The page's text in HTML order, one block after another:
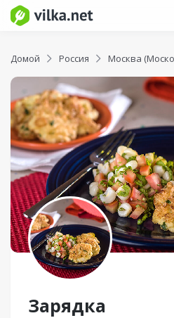
Домой Россия Москва
Зарядка